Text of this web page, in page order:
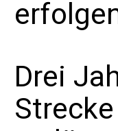
Drei